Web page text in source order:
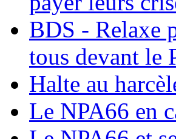
BDS - Relaxe
tous devant le
Halte au
Le NPA66 en